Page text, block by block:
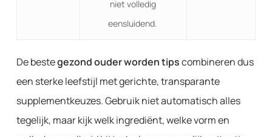
niet volledig
eensluidend.
De bestegezond ouder worden tipscombineren dus
een sterke leefstijl met gerichte, transparante
supplementkeuzes. Gebruik niet automatisch alles
tegelijk, maar kijk welk ingrediënt, welke vorm en